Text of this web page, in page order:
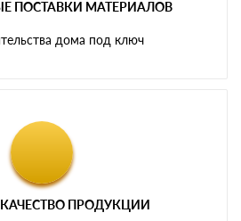
ПОСТАВКИ МАТЕРИАЛОВ
дома под ключ
ПРОДУКЦИИ